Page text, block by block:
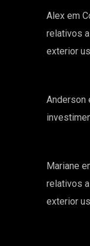
Alex em
relativos
exterior
Anderson
Mariane
relativos
exterior